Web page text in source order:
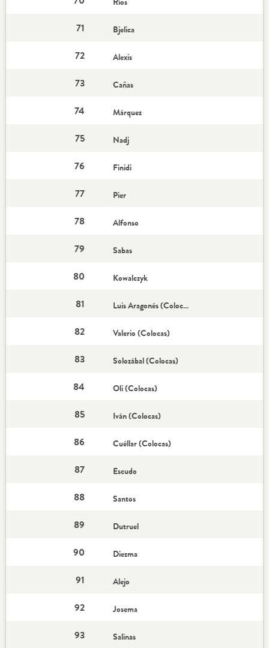
71 Bjelica
72 Alexis
73 Cañas
74 Márquez
75 Nadj
76 Finidi
77 Pier
78 Alfonso
79 Sabas
80 Kowalczyk
81 Luis Aragonés (Colocas)
82 Valerio (Colocas)
83 Solozábal (Colocas)
84 Oli (Colocas)
85 Iván (Colocas)
86 Cuéllar (Colocas)
87 Escudo
88 Santos
89 Dutruel
90 Diezma
91 Alejo
92 Josema
93 Salinas